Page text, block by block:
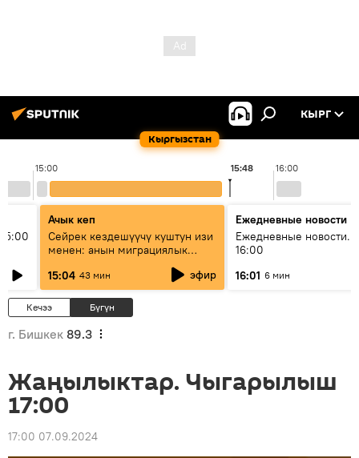
Кыргызстан
КЫРГ
15:00 16:00
15:48
Ачык кеп
Сейрек кездешүүчү куштун изи
менен: анын миграциялык
жолу эмнеден кабар берет?
15:04 43 мин эфир
Ежедневные новости
Ежедневные новости.
16:00
16:01 6 мин
Кечээ Бүгүн
г. Бишкек 89.3
Жаңылыктар. Чыгарылыш
17:00
17:00 07.09.2024